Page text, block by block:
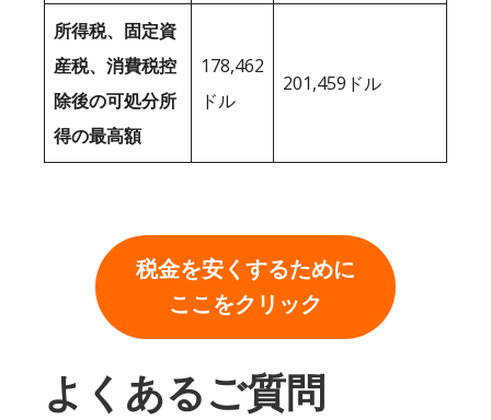
所得税、固定資
産税、消費税控
除後の可処分所
得の最高額
178,462
ドル
201,459ドル
税金を安くするために
ここをクリック
よくあるご質問